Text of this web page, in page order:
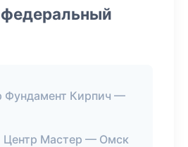
Фундамент Кирпич —
Центр Мастер — Омск